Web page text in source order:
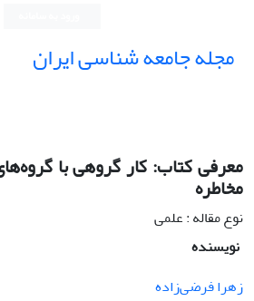
مجله جامعه شناسی ایران
معرفی کتاب: کار گروهی با
مخاطره
نوع مقاله : علمی
نویسنده
زهرا فرضی‌زاده